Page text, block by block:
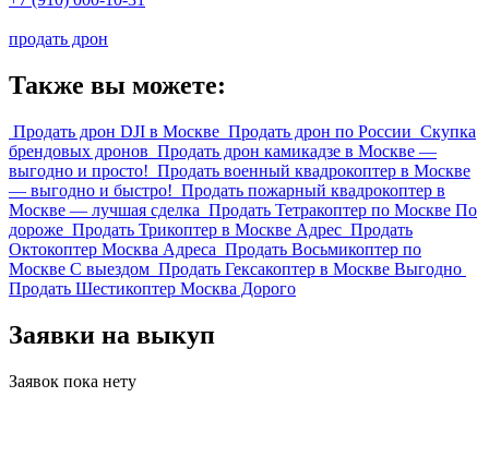
продать дрон
Также вы можете:
Продать дрон DJI в Москве Продать дрон по России Скупка
брендовых дронов Продать дрон камикадзе в Москве —
выгодно и просто! Продать военный квадрокоптер в Москве
— выгодно и быстро! Продать пожарный квадрокоптер в
Москве — лучшая сделка Продать Тетракоптер по Москве По
дороже Продать Трикоптер в Москве Адрес Продать
Октокоптер Москва Адреса Продать Восьмикоптер по
Москве С выездом Продать Гексакоптер в Москве Выгодно
Продать Шестикоптер Москва Дорого
Заявки на выкуп
Заявок пока нету